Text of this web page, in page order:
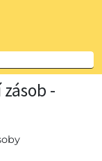
-